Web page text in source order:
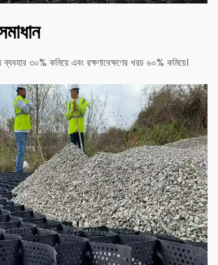
৩০% কমিয়ে এবং রক্ষণাবেক্ষণের খরচ ৬০% কমিয়ে।